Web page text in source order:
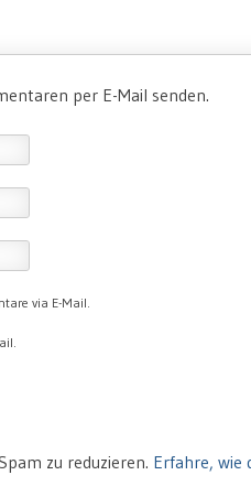
per E-Mail senden.
via E-Mail.
zu reduzieren. Erfahre, wie